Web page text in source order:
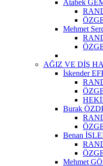
Atabek
Mehmet
AĞIZ VE DİŞ
İskender
Burak
Benan
Mehmet